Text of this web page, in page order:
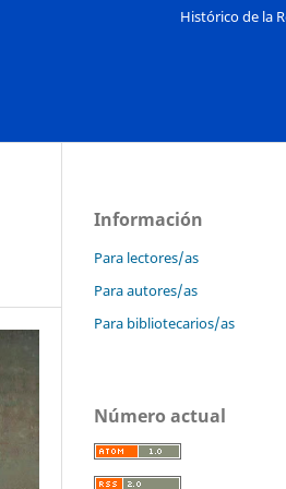
Histórico de la
Información
Para lectores/as
Para autores/as
Para bibliotecarios/as
Número actual